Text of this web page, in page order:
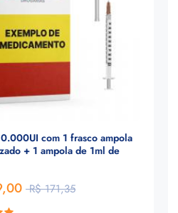
com 1 frasco ampola
+ 1 ampola de 1ml de
R$ 171,35